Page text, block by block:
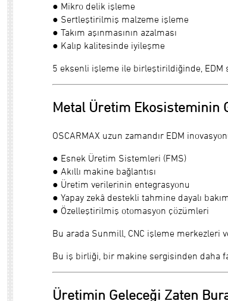
● Mikro delik işleme
● Sertleştirilmiş malzeme işleme
● Takım aşınmasının azalması
● Kalıp kalitesinde iyileşme
5 eksenli işleme ile birleştirildiğinde,
Metal Üretim Ekosisteminin
OSCARMAX uzun zamandır EDM
● Esnek Üretim Sistemleri (FMS)
● Akıllı makine bağlantısı
● Üretim verilerinin entegrasyonu
● Yapay zekâ destekli tahmine dayalı
● Özelleştirilmiş otomasyon çözümleri
Bu arada Sunmill, CNC işleme merkezleri
Bu iş birliği, bir makine sergisinden daha
Üretimin Geleceği Zaten